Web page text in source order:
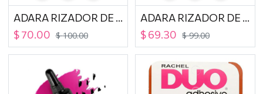
ADARA RIZADOR DE PESTAÑAS EC-04
$70.00 $100.00
ADARA RIZADOR DE PESTAÑAS EC-01
$69.30 $99.00